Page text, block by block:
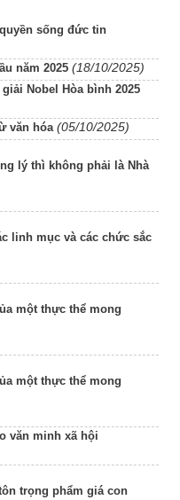
sống đức tin
năm 2025 (18/10/2025)
Nobel Hòa bình 2025
văn hóa (05/10/2025)
lý thì không phải là Nhà
linh mục và các chức sắc
một thực thể mong
một thực thể mong
văn minh xã hội
trọng phẩm giá con